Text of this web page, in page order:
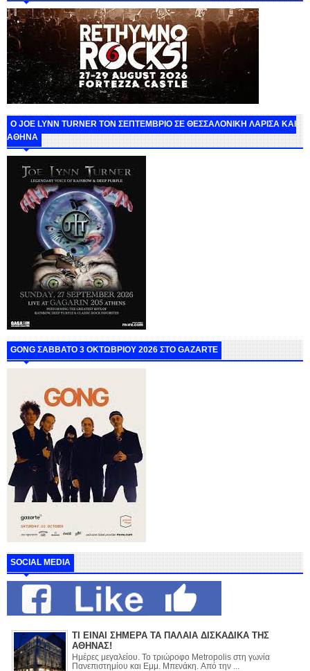
O JOE LYNN TURNER ΤΟΝ ΣΕΠΤΕΜΒΡΙΟ ΣΕ ΘΕΣΣΑΛΟΝΙΚΗ ΛΑΡΙΣΑ ΚΑΙ
ΑΘΗΝΑ
GONG ΣΑΒΒΑΤΟ 3 ΟΚΤΩΒΡΙΟΥ 2026 ΣΤΟ GAZARTE
SOCIAL MEDIA
ΤΙ ΕΙΝΑΙ ΣΗΜΕΡΑ ΤΑ ΠΑΛΑΙΑ ΔΙΣΚΑΔΙΚΑ ΤΗΣ
ΑΘΗΝΑΣ!
Ημέρες μεγαλείου. Το τριώροφο Metropolis στη γωνία
Πανεπιστημίου και Εμμ. Μπενάκη. Από την ...